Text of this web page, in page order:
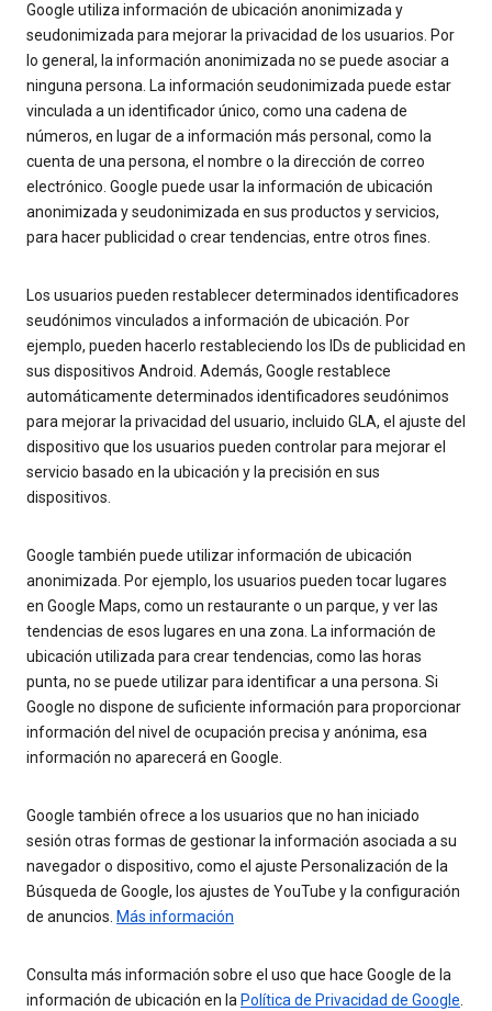
Google utiliza información de ubicación anonimizada y
seudonimizada para mejorar la privacidad de los usuarios. Por
lo general, la información anonimizada no se puede asociar a
ninguna persona. La información seudonimizada puede estar
vinculada a un identificador único, como una cadena de
números, en lugar de a información más personal, como la
cuenta de una persona, el nombre o la dirección de correo
electrónico. Google puede usar la información de ubicación
anonimizada y seudonimizada en sus productos y servicios,
para hacer publicidad o crear tendencias, entre otros fines.
Los usuarios pueden restablecer determinados identificadores
seudónimos vinculados a información de ubicación. Por
ejemplo, pueden hacerlo restableciendo los IDs de publicidad en
sus dispositivos Android. Además, Google restablece
automáticamente determinados identificadores seudónimos
para mejorar la privacidad del usuario, incluido GLA, el ajuste del
dispositivo que los usuarios pueden controlar para mejorar el
servicio basado en la ubicación y la precisión en sus
dispositivos.
Google también puede utilizar información de ubicación
anonimizada. Por ejemplo, los usuarios pueden tocar lugares
en Google Maps, como un restaurante o un parque, y ver las
tendencias de esos lugares en una zona. La información de
ubicación utilizada para crear tendencias, como las horas
punta, no se puede utilizar para identificar a una persona. Si
Google no dispone de suficiente información para proporcionar
información del nivel de ocupación precisa y anónima, esa
información no aparecerá en Google.
Google también ofrece a los usuarios que no han iniciado
sesión otras formas de gestionar la información asociada a su
navegador o dispositivo, como el ajuste Personalización de la
Búsqueda de Google, los ajustes de YouTube y la configuración
de anuncios. Más información
Consulta más información sobre el uso que hace Google de la
información de ubicación en la Política de Privacidad de Google.